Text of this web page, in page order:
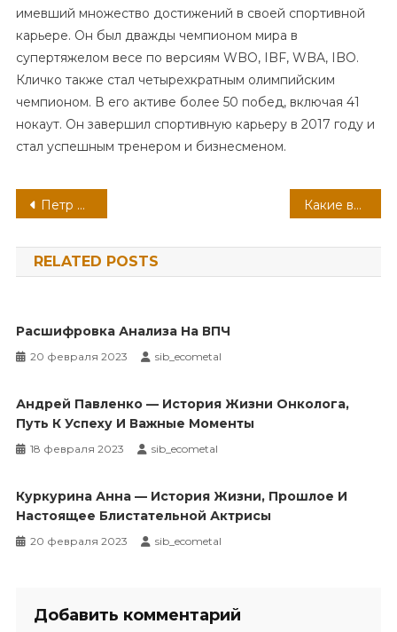
имевший множество достижений в своей спортивной
карьере. Он был дважды чемпионом мира в
супертяжелом весе по версиям WBO, IBF, WBA, IBO.
Кличко также стал четырехкратным олимпийским
чемпионом. В его активе более 50 побед, включая 41
нокаут. Он завершил спортивную карьеру в 2017 году и
стал успешным тренером и бизнесменом.
Навигация
по
записям
Петр Кислов — талантливый музыкант, композитор и продюсер, чья биография полна успехов и интересных фактов Какие витамины помогут в лечении фурункулеза
RELATED POSTS
Расшифровка Анализа На ВПЧ
20 февраля 2023 sib_ecometal
Андрей Павленко — История Жизни Онколога,
Путь К Успеху И Важные Моменты
18 февраля 2023 sib_ecometal
Куркурина Анна — История Жизни, Прошлое И
Настоящее Блистательной Актрисы
20 февраля 2023 sib_ecometal
Добавить комментарий